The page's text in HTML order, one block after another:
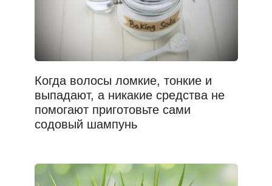
Когда волосы ломкие, тонкие и
выпадают, а никакие средства не
помогают приготовьте сами
содовый шампунь